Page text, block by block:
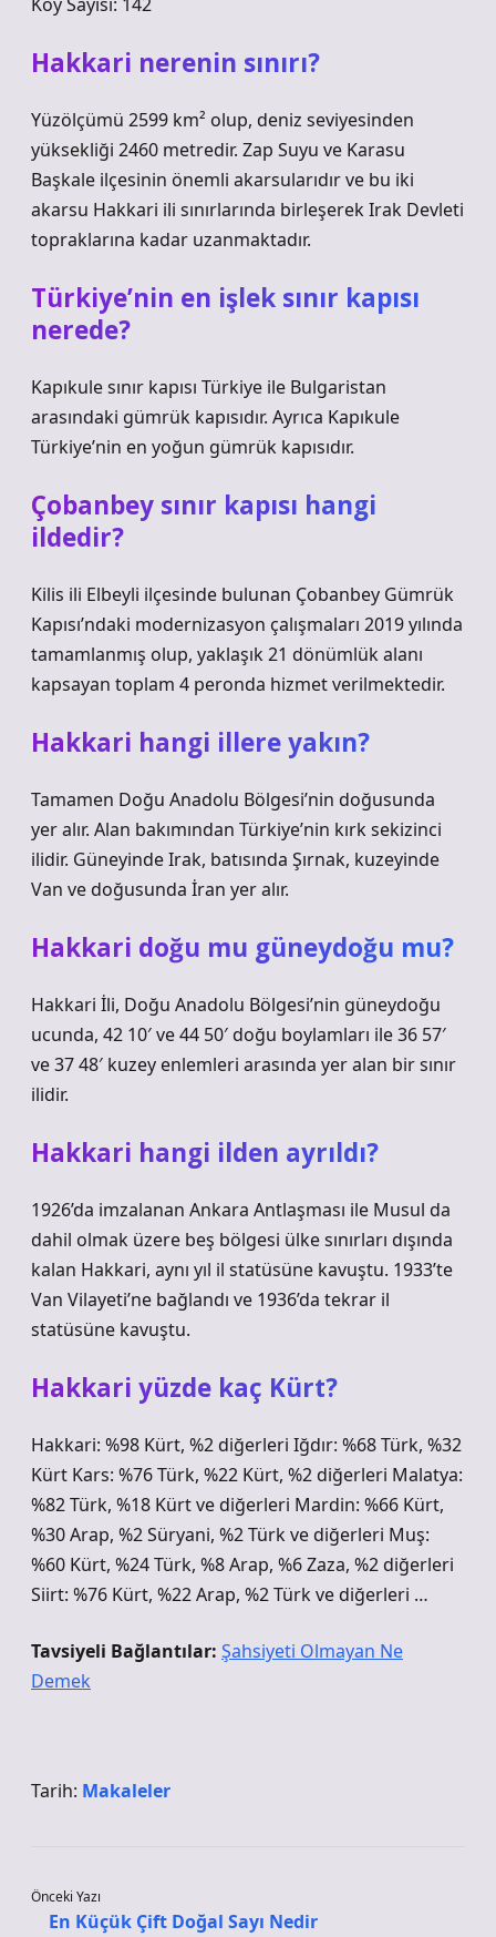
Hakkari nerenin sınırı?
Yüzölçümü 2599 km² olup, deniz seviyesinden
yüksekliği 2460 metredir. Zap Suyu ve Karasu
Başkale ilçesinin önemli akarsularıdır ve bu iki
akarsu Hakkari ili sınırlarında birleşerek Irak Devleti
topraklarına kadar uzanmaktadır.
Türkiye’nin en işlek sınır kapısı
nerede?
Kapıkule sınır kapısı Türkiye ile Bulgaristan
arasındaki gümrük kapısıdır. Ayrıca Kapıkule
Türkiye’nin en yoğun gümrük kapısıdır.
Çobanbey sınır kapısı hangi
ildedir?
Kilis ili Elbeyli ilçesinde bulunan Çobanbey Gümrük
Kapısı’ndaki modernizasyon çalışmaları 2019 yılında
tamamlanmış olup, yaklaşık 21 dönümlük alanı
kapsayan toplam 4 peronda hizmet verilmektedir.
Hakkari hangi illere yakın?
Tamamen Doğu Anadolu Bölgesi’nin doğusunda
yer alır. Alan bakımından Türkiye’nin kırk sekizinci
ilidir. Güneyinde Irak, batısında Şırnak, kuzeyinde
Van ve doğusunda İran yer alır.
Hakkari doğu mu güneydoğu mu?
Hakkari İli, Doğu Anadolu Bölgesi’nin güneydoğu
ucunda, 42 10′ ve 44 50′ doğu boylamları ile 36 57′
ve 37 48′ kuzey enlemleri arasında yer alan bir sınır
ilidir.
Hakkari hangi ilden ayrıldı?
1926’da imzalanan Ankara Antlaşması ile Musul da
dahil olmak üzere beş bölgesi ülke sınırları dışında
kalan Hakkari, aynı yıl il statüsüne kavuştu. 1933’te
Van Vilayeti’ne bağlandı ve 1936’da tekrar il
statüsüne kavuştu.
Hakkari yüzde kaç Kürt?
Hakkari: %98 Kürt, %2 diğerleri Iğdır: %68 Türk, %32
Kürt Kars: %76 Türk, %22 Kürt, %2 diğerleri Malatya:
%82 Türk, %18 Kürt ve diğerleri Mardin: %66 Kürt,
%30 Arap, %2 Süryani, %2 Türk ve diğerleri Muş:
%60 Kürt, %24 Türk, %8 Arap, %6 Zaza, %2 diğerleri
Siirt: %76 Kürt, %22 Arap, %2 Türk ve diğerleri …
Tavsiyeli Bağlantılar: Şahsiyeti Olmayan Ne
Demek
Tarih: Makaleler
Önceki Yazı
En Küçük Çift Doğal Sayı Nedir